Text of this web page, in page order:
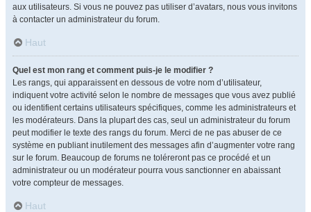
aux utilisateurs. Si vous ne pouvez pas utiliser d’avatars, nous vous invitons
à contacter un administrateur du forum.
Haut
Quel est mon rang et comment puis-je le modifier ?
Les rangs, qui apparaissent en dessous de votre nom d’utilisateur,
indiquent votre activité selon le nombre de messages que vous avez publié
ou identifient certains utilisateurs spécifiques, comme les administrateurs et
les modérateurs. Dans la plupart des cas, seul un administrateur du forum
peut modifier le texte des rangs du forum. Merci de ne pas abuser de ce
système en publiant inutilement des messages afin d’augmenter votre rang
sur le forum. Beaucoup de forums ne toléreront pas ce procédé et un
administrateur ou un modérateur pourra vous sanctionner en abaissant
votre compteur de messages.
Haut